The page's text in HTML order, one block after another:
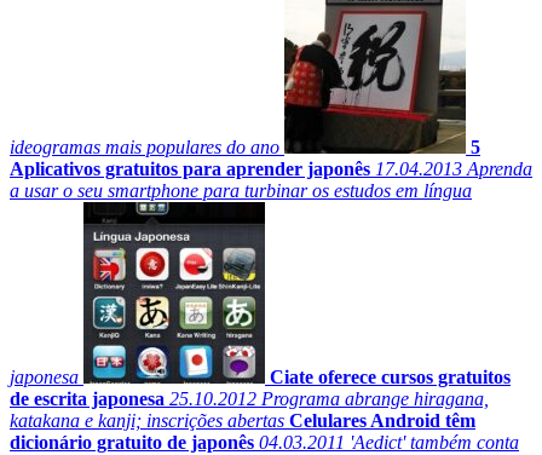
ideogramas mais populares do ano
5
Aplicativos gratuitos para aprender japonês 17.04.2013 Aprenda
a usar o seu smartphone para turbinar os estudos em língua
japonesa
Ciate oferece cursos gratuitos
de escrita japonesa 25.10.2012 Programa abrange hiragana,
katakana e kanji; inscrições abertas Celulares Android têm
dicionário gratuito de japonês 04.03.2011 'Aedict' também conta